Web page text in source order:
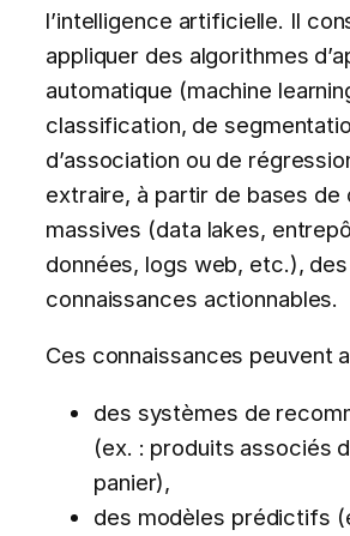
l’intelligence artificielle. Il
appliquer des algorithmes
automatique (machine
classification, de
d’association ou de
extraire, à partir de bases de
massives (data lakes,
données, logs web, etc.), des
connaissances actionnables.
Ces connaissances peuvent
des systèmes de
(ex. : produits associés
panier),
des modèles prédictifs